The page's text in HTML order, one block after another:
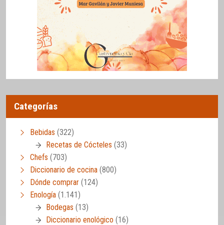
Categorías
Bebidas (322)
Recetas de Cócteles (33)
Chefs (703)
Diccionario de cocina (800)
Dónde comprar (124)
Enología (1.141)
Bodegas (13)
Diccionario enológico (16)